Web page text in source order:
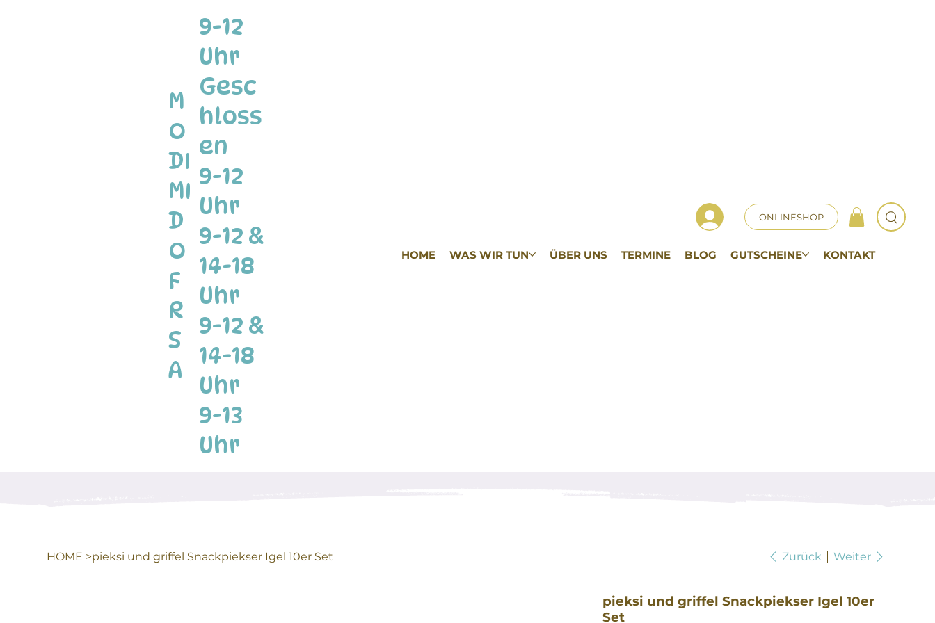
M
O
DI
MI
D
O
F
R
S
A
9-12
Uhr
Gesc
hloss
en
9-12
Uhr
9-12 &
14-18
Uhr
9-12 &
14-18
Uhr
9-13
Uhr
ONLINESHOP
HOME WAS WIR TUN ÜBER UNS TERMINE BLOG GUTSCHEINE KONTAKT
HOME >pieksi und griffel Snackpiekser Igel 10er Set Zurück Weiter
pieksi und griffel Snackpiekser Igel 10er
Set